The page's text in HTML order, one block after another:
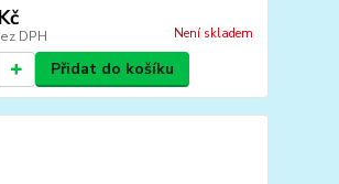
DPH Není skladem
Přidat do košíku